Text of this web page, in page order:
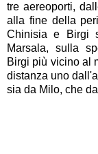
tre aereoporti,
alla fine della
Chinisia e Birgi
Marsala, sulla
Birgi più vicino al
distanza uno
sia da Milo, che